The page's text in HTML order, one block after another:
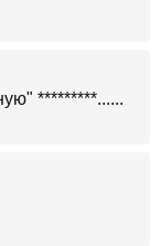
*********......